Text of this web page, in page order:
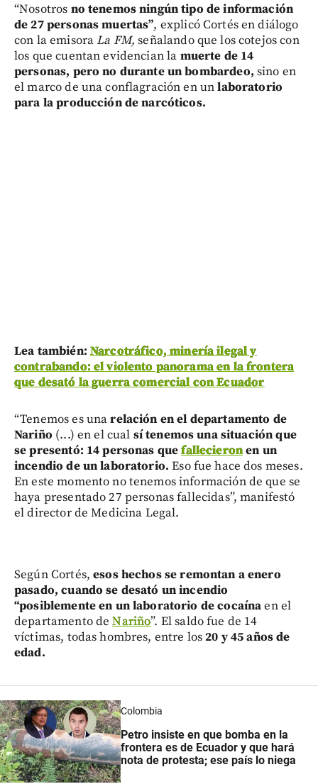
“Nosotros no tenemos ningún tipo de información
de 27 personas muertas”, explicó Cortés en diálogo
con la emisoraLa FM,señalando que los cotejos con
los que cuentan evidencian la muerte de 14
personas, pero no durante un bombardeo, sino en
el marco de una conflagración en unlaboratorio
para la producción de narcóticos.
Lea también: Narcotráfico, minería ilegal y
contrabando: el violento panorama en la frontera
que desató la guerra comercial con Ecuador
“Tenemos es unarelación en el departamento de
Nariño (...) en el cual sí tenemos una situación que
se presentó: 14 personas quefallecieronen un
incendio de un laboratorio. Eso fue hace dos meses.
En este momento no tenemos información de que se
haya presentado 27 personas fallecidas”, manifestó
el director de Medicina Legal.
Según Cortés,esos hechos se remontan a enero
pasado, cuando se desató un incendio
“posiblemente en un laboratorio de cocaínaen el
departamento deNariño”. El saldo fue de 14
víctimas, todas hombres, entre los20 y 45 años de
edad.
Colombia
Petro insiste en que bomba en la
frontera es de Ecuador y que hará
nota de protesta; ese país lo niega